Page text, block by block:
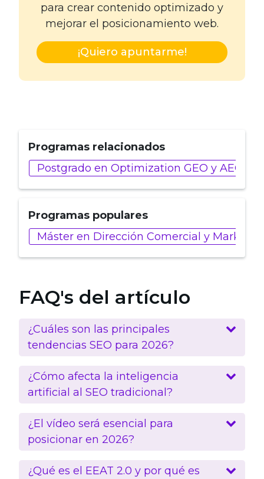
para crear contenido optimizado y
mejorar el posicionamiento web.
¡Quiero apuntarme!
Programas relacionados
Postgrado en Optimization GEO y AEO
Programas populares
Máster en Dirección Comercial y
FAQ's del artículo
¿Cuáles son las principales
tendencias SEO para 2026?
¿Cómo afecta la inteligencia
artificial al SEO tradicional?
¿El vídeo será esencial para
posicionar en 2026?
¿Qué es el EEAT 2.0 y por qué es